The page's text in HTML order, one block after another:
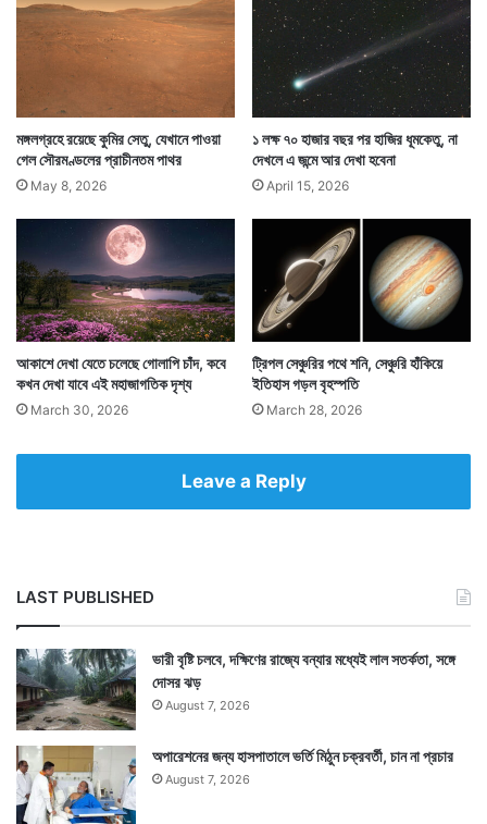
— সংবাদ সংস্থার সাহায্য নিয়ে লেখা
Tags Solar System
মঙ্গলগ্রহে রয়েছে কুমির সেতু, যেখানে পাওয়া
গেল সৌরমণ্ডলের প্রাচীনতম পাথর
May 8, 2026
১ লক্ষ ৭০ হাজার বছর পর হাজির ধূমকেতু, না
দেখলে এ জন্মে আর দেখা হবেনা
April 15, 2026
আকাশে দেখা যেতে চলেছে গোলাপি চাঁদ, কবে
কখন দেখা যাবে এই মহাজাগতিক দৃশ্য
March 30, 2026
ট্রিপল সেঞ্চুরির পথে শনি, সেঞ্চুরি হাঁকিয়ে
ইতিহাস গড়ল বৃহস্পতি
March 28, 2026
Leave a Reply
LAST PUBLISHED
ভারী বৃষ্টি চলবে, দক্ষিণের রাজ্যে বন্যার মধ্যেই লাল সতর্কতা, সঙ্গে
দোসর ঝড়
August 7, 2026
অপারেশনের জন্য হাসপাতালে ভর্তি মিঠুন চক্রবর্তী, চান না প্রচার
August 7, 2026